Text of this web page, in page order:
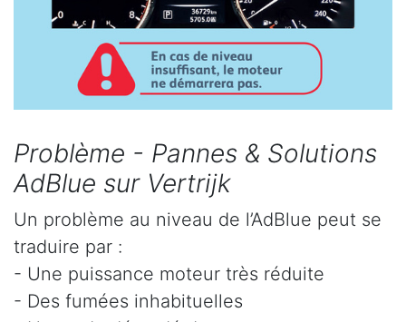
Problème - Pannes & Solutions
AdBlue sur Vertrijk
Un problème au niveau de l’AdBlue peut se
traduire par :
- Une puissance moteur très réduite
- Des fumées inhabituelles